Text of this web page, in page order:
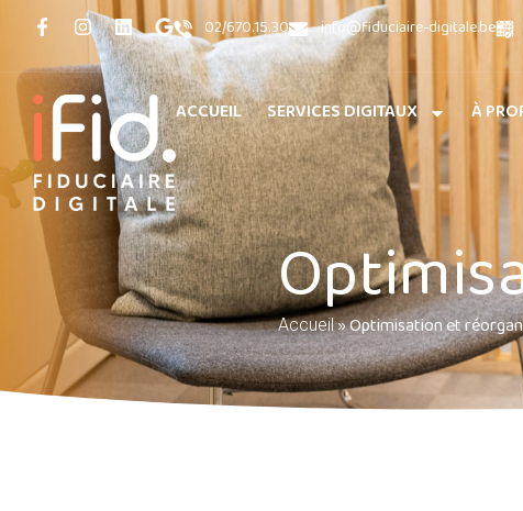
02/670.15.30 info@fiduciaire-digitale.be
ACCUEIL SERVICES DIGITAUX À
Accueil»Optimisation et